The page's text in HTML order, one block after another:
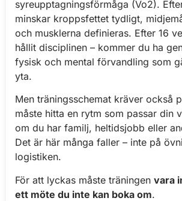
syreupptagningsförmåga (Vo2).
minskar kroppsfettet tydligt,
och musklerna definieras. Efter 16
hållit disciplinen – kommer du ha
fysisk och mental förvandling som
yta.
Men träningsschemat kräver också
måste hitta en rytm som passar din
om du har familj, heltidsjobb eller
Det är här många faller – inte på
logistiken.
För att lyckas måste träningen vara
ett möte du inte kan boka om.